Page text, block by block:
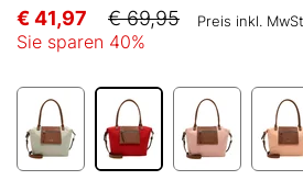
€ 41,97 € 69,95 Preis inkl.
Sie sparen 40%